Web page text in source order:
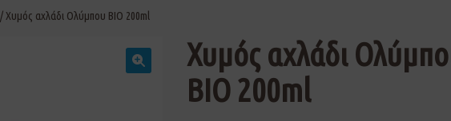
/ Χυμός αχλάδι Ολύμπου ΒΙΟ 200ml
Χυμός αχλάδι
ΒΙΟ 200ml